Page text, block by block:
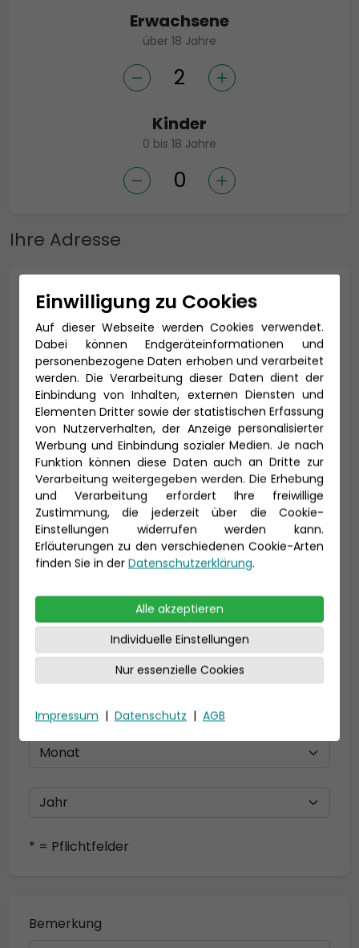
Erwachsene
über 18 Jahre
Kinder
0 bis 18 Jahre
Ihre Adresse
Anrede *
Titel
Vorname * Nachname *
E-Mail *
Telefon *
Geburtsdatum
* = Pflichtfelder
Bemerkung
Einwilligung zu Cookies
Auf dieser Webseite werden Cookies verwendet.
Dabei können Endgeräteinformationen und
personenbezogene Daten erhoben und verarbeitet
werden. Die Verarbeitung dieser Daten dient der
Einbindung von Inhalten, externen Diensten und
Elementen Dritter sowie der statistischen Erfassung
von Nutzerverhalten, der Anzeige personalisierter
Werbung und Einbindung sozialer Medien. Je nach
Funktion können diese Daten auch an Dritte zur
Verarbeitung weitergegeben werden. Die Erhebung
und Verarbeitung erfordert Ihre freiwillige
Zustimmung, die jederzeit über die Cookie-
Einstellungen widerrufen werden kann.
Erläuterungen zu den verschiedenen Cookie-Arten
finden Sie in der Datenschutzerklärung.
Alle akzeptieren
Individuelle Einstellungen
Nur essenzielle Cookies
Impressum | Datenschutz | AGB